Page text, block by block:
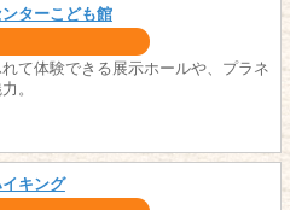
ターこども館
て体験できる展示ホールや、プラネ
。
キング